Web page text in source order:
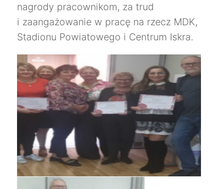
nagrody pracownikom, za trud
i zaangażowanie w pracę na rzecz MDK,
Stadionu Powiatowego i Centrum Iskra.